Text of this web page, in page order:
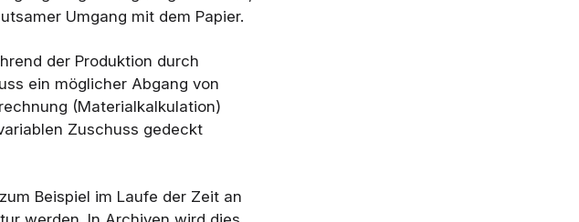
Umgang mit dem Papier.
der Produktion durch
ein möglicher Abgang von
(Materialkalkulation)
Zuschuss gedeckt
Beispiel im Laufe der Zeit an